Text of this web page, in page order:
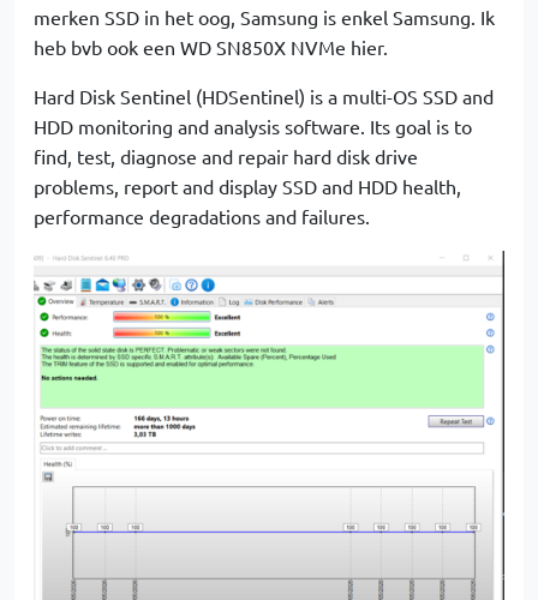
merken SSD in het oog, Samsung is enkel Samsung. Ik
heb bvb ook een WD SN850X NVMe hier.
Hard Disk Sentinel (HDSentinel) is a multi-OS SSD and
HDD monitoring and analysis software. Its goal is to
find, test, diagnose and repair hard disk drive
problems, report and display SSD and HDD health,
performance degradations and failures.